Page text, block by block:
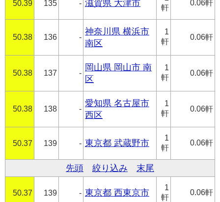
50.39 135 - 滋賀県 大津市
軒
0.06軒
50.38 136 -
神奈川県 横浜市
南区
1
軒
0.06軒
50.38 137 -
岡山県 岡山市 南
区
1
軒
0.06軒
50.38 138 -
愛知県 名古屋市
西区
1
軒
0.06軒
50.37 139 - 東京都 武蔵野市
1
軒
0.06軒
先頭 絞り込み 末尾
50.37 139 - 東京都 西東京市
1
軒
0.06軒